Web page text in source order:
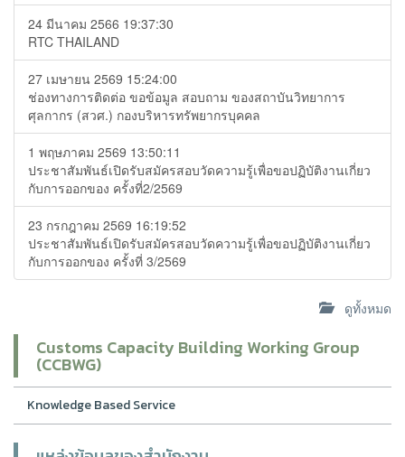
24 มีนาคม 2566 19:37:30
RTC THAILAND
27 เมษายน 2569 15:24:00
ช่องทางการติดต่อ ขอข้อมูล สอบถาม ของสถาบันวิทยาการ
ศุลกากร (สวศ.) กองบริหารทรัพยากรบุคคล
1 พฤษภาคม 2569 13:50:11
ประชาสัมพันธ์เปิดรับสมัครสอบวัดความรู้เพื่อขอปฏิบัติงานเกี่ยว
กับการออกของ ครั้งที่2/2569
23 กรกฎาคม 2569 16:19:52
ประชาสัมพันธ์เปิดรับสมัครสอบวัดความรู้เพื่อขอปฏิบัติงานเกี่ยว
กับการออกของ ครั้งที่ 3/2569
ดูทั้งหมด
Customs Capacity Building Working Group
(CCBWG)
Knowledge Based Service